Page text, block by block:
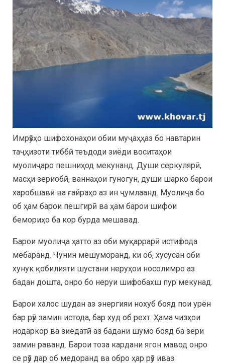
Имрӯзҳо шифохонаҳои обии муҷаҳҳаз бо навтарин
таҷҳизоти тиббӣ теъдоди зиёди воситаҳои
муолиҷаро пешниҳод мекунанд. Души серкулярӣ,
масҳи зериобӣ, ваннаҳои гуногун, души шарко барои
харобшавӣ ва ғайраҳо аз ин ҷумлаанд. Муолиҷа бо
об ҳам барои пешгирӣ ва ҳам барои шифои
бемориҳо ба кор бурда мешавад.
Барои муолиҷа ҳатто аз оби муқаррарӣ истифода
мебаранд. Чунин мешуморанд, ки об, хусусан оби
хунук қобилияти шустани неруҳои носолимро аз
бадан дошта, онро бо неруи шифобахш пур мекунад.
Барои халос шудан аз энергияи нохуб бояд пои урён
бар рӯи замин истода, бар худ об рехт. Ҳама чизҳои
нодаркор ва зиёдатӣ аз бадани шумо бояд ба зери
замин раванд. Барои тоза кардани ягон мавод онро
се рӯз дар об медоранд ва обро ҳар рӯз иваз